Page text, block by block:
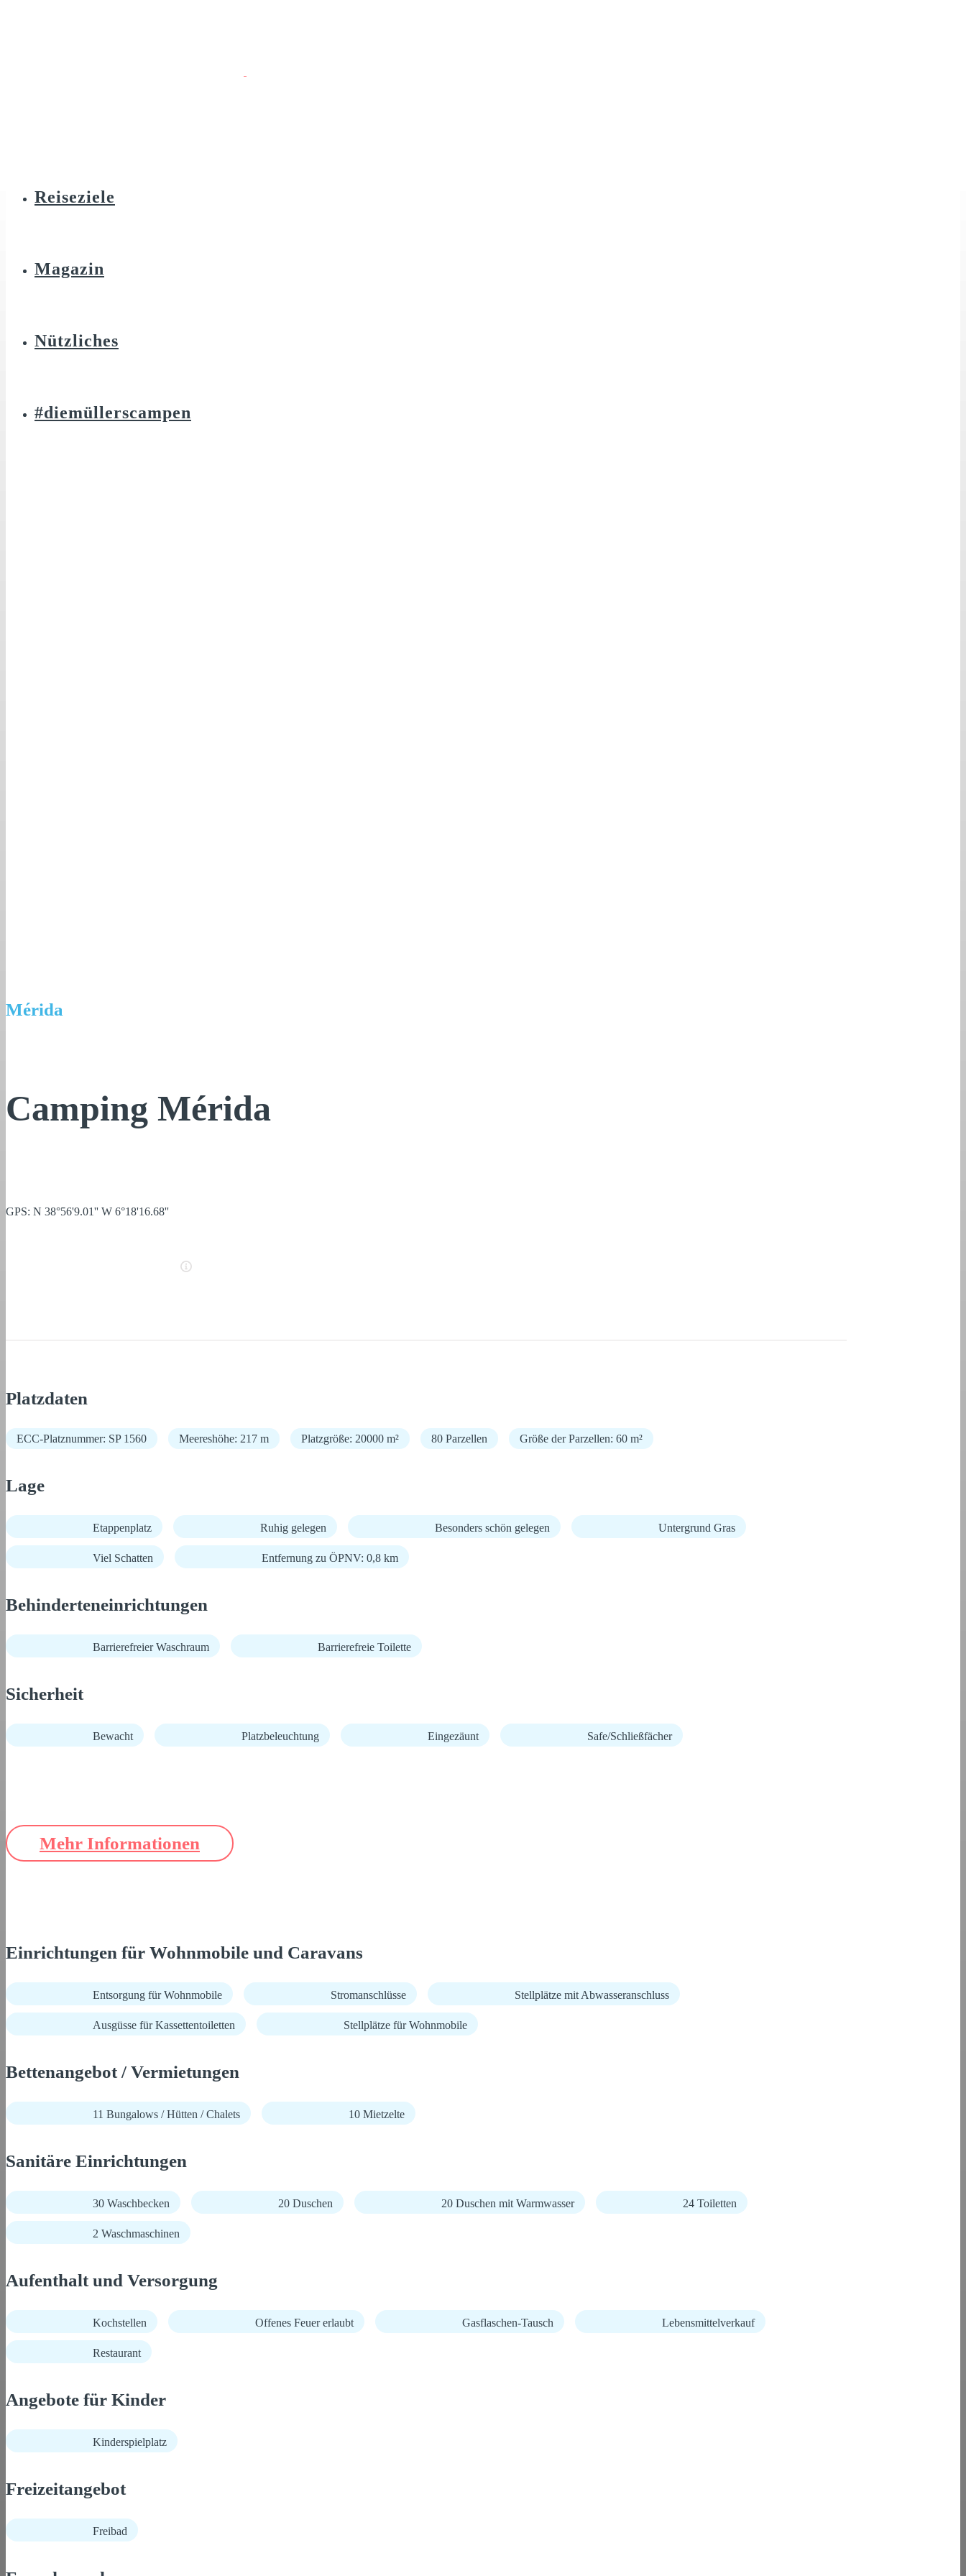
Reiseziele
Magazin
Nützliches
#diemüllerscampen
Mérida
Camping Mérida
GPS: N 38°56'9.01'' W 6°18'16.68''
Platzdaten
ECC-Platznummer: SP 1560 Meereshöhe: 217 m Platzgröße: 20000 m² 80 Parzellen Größe der Parzellen: 60 m²
Lage
Etappenplatz Ruhig gelegen Besonders schön gelegen Untergrund Gras
Viel Schatten Entfernung zu ÖPNV: 0,8 km
Behinderteneinrichtungen
Barrierefreier Waschraum Barrierefreie Toilette
Sicherheit
Bewacht Platzbeleuchtung Eingezäunt Safe/Schließfächer
Mehr Informationen
Einrichtungen für Wohnmobile und Caravans
Entsorgung für Wohnmobile Stromanschlüsse Stellplätze mit Abwasseranschluss
Ausgüsse für Kassettentoiletten Stellplätze für Wohnmobile
Bettenangebot / Vermietungen
11 Bungalows / Hütten / Chalets 10 Mietzelte
Sanitäre Einrichtungen
30 Waschbecken 20 Duschen 20 Duschen mit Warmwasser 24 Toiletten
2 Waschmaschinen
Aufenthalt und Versorgung
Kochstellen Offenes Feuer erlaubt Gasflaschen-Tausch Lebensmittelverkauf
Restaurant
Angebote für Kinder
Kinderspielplatz
Freizeitangebot
Freibad